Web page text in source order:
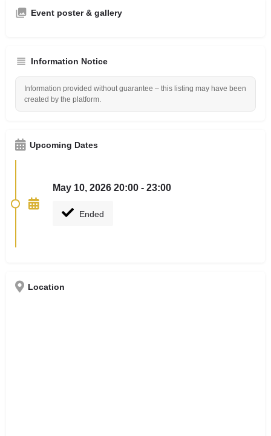
Event poster & gallery
Information Notice
Information provided without guarantee – this listing may have been
created by the platform.
Upcoming Dates
May 10, 2026 20:00 - 23:00
Ended
Location